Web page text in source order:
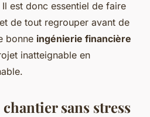
est donc essentiel de faire
de tout regrouper avant de
bonne ingénierie financière
inatteignable en
sans stress